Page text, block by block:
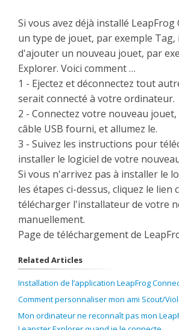
Si vous avez déjà installé
un type de jouet, par exemple Tag,
d'ajouter un nouveau jouet, par
Explorer. Voici comment …
1 - Ejectez et déconnectez tout
serait connecté à votre ordinateur.
2 - Connectez votre nouveau
câble USB fourni, et allumez le.
3 - Suivez les instructions pour
installer le logiciel de votre
Si vous n'arrivez pas à installer le
les étapes ci-dessus, cliquez le lien
télécharger l'installateur de votre
manuellement.
Page de téléchargement de
Related Articles
Installation de l’application LeapFrog
Comment personnaliser mon ami Scout/
Mon ordinateur ne reconnaît pas mon